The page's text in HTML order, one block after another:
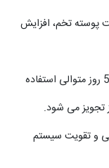
پوسته تخم، افزایش
در دوره های تقویت در دوران تخم گذاری 5 روز متوالی استفاده
و تقویت سیستم